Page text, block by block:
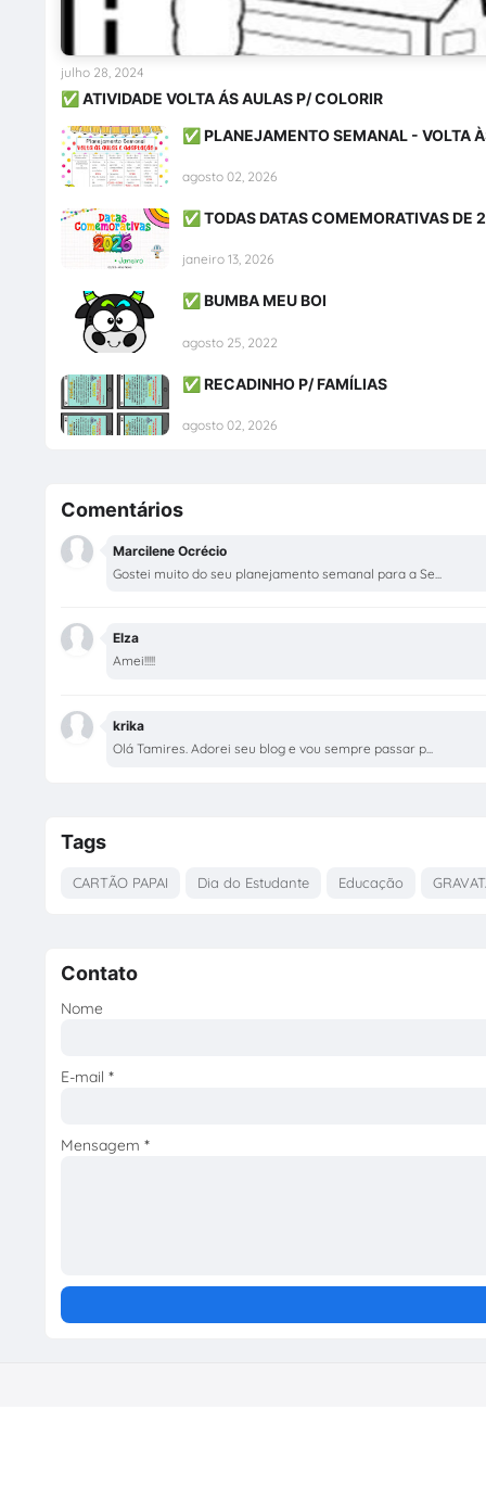
✅ ATIVIDADE VOLTA ÁS AULAS P/ COLORIR
julho 28, 2024
✅ PLANEJAMENTO SEMANAL - VOLTA
agosto 02, 2026
✅ TODAS DATAS COMEMORATIVAS DE
janeiro 13, 2026
✅ BUMBA MEU BOI
agosto 25, 2022
✅ RECADINHO P/ FAMÍLIAS
agosto 02, 2026
Comentários
Marcilene Ocrécio
Gostei muito do seu planejamento semanal para a Se...
Elza
Amei!!!!!
krika
Olá Tamires. Adorei seu blog e vou sempre passar p...
Tags
CARTÃO PAPAI Dia do Estudante Educação
Contato
Nome
E-mail *
Mensagem *